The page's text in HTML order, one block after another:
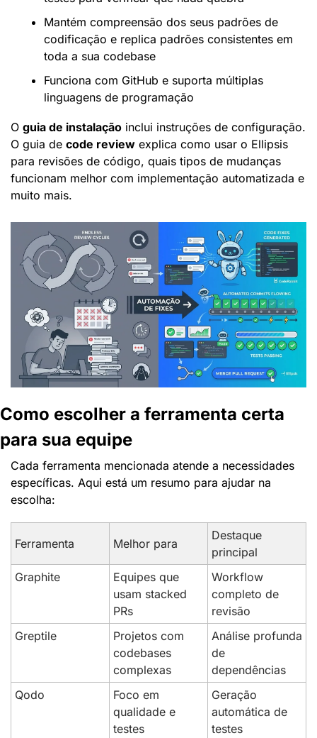
Mantém compreensão dos seus padrões de
codificação e replica padrões consistentes em
toda a sua codebase
Funciona com GitHub e suporta múltiplas
linguagens de programação
O guia de instalação inclui instruções de configuração.
O guia de code review explica como usar o Ellipsis
para revisões de código, quais tipos de mudanças
funcionam melhor com implementação automatizada e
muito mais.
Como escolher a ferramenta certa
para sua equipe
Cada ferramenta mencionada atende a necessidades
específicas. Aqui está um resumo para ajudar na
escolha:
Ferramenta Melhor para
Destaque
principal
Graphite
Equipes que
usam stacked
PRs
Workflow
completo de
revisão
Greptile
Projetos com
codebases
complexas
Análise profunda
de
dependências
Qodo
Foco em
qualidade e
testes
Geração
automática de
testes